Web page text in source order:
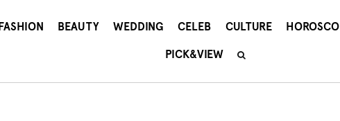
BEAUTY WEDDING CELEB CULTURE
PICK&VIEW